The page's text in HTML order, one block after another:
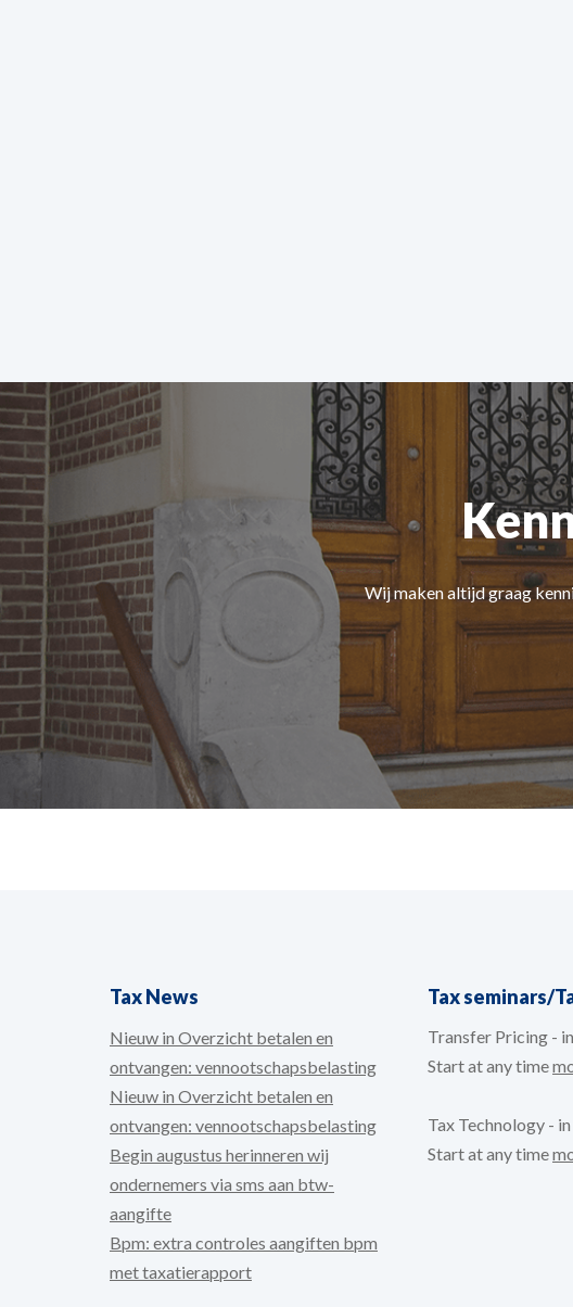
Wij maken altijd graag
Tax News
Nieuw in Overzicht betalen en
ontvangen: vennootschapsbelasting
Nieuw in Overzicht betalen en
ontvangen: vennootschapsbelasting
Begin augustus herinneren wij
ondernemers via sms aan btw-
aangifte
Bpm: extra controles aangiften bpm
met taxatierapport
Tax seminars/
Transfer Pricing -
Start at any time
Tax Technology -
Start at any time